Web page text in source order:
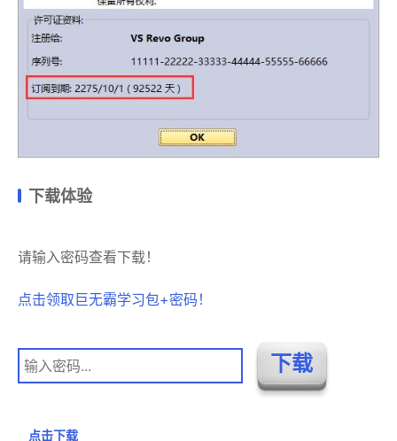
下载体验
请输入密码查看下载！
点击领取巨无霸学习包+密码！
点击下载